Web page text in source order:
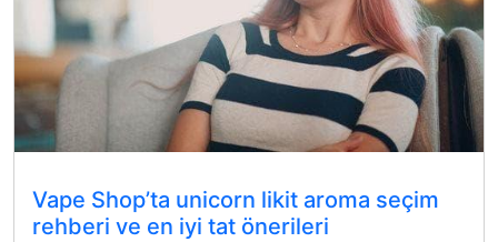
Vape Shop’ta unicorn likit aroma seçim
rehberi ve en iyi tat önerileri